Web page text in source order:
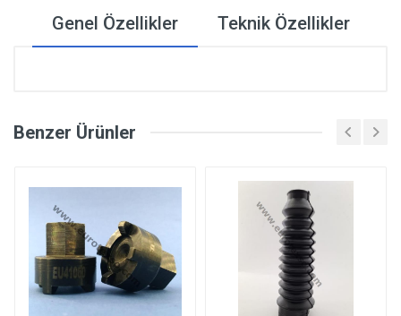
Genel Özellikler Teknik Özellikler
Benzer Ürünler